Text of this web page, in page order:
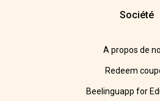
Société
A propos de
Redeem
Beelinguapp for